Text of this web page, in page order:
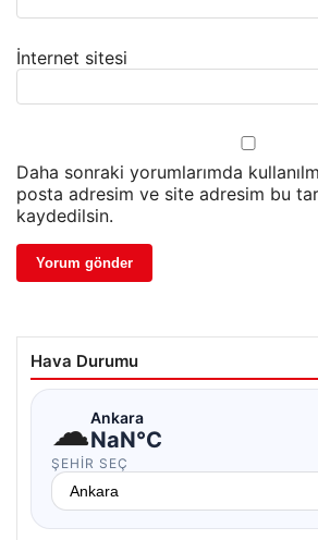
İnternet sitesi
Daha sonraki yorumlarımda
posta adresim ve site adresim bu
kaydedilsin.
Hava Durumu
☁Ankara
NaN°C
ŞEHIR SEÇ